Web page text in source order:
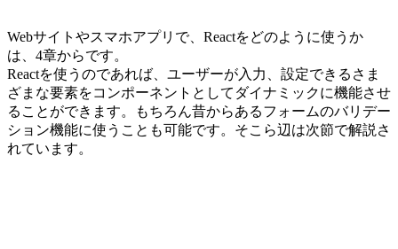
Webサイトやスマホアプリで、Reactをどのように使うか
は、4章からです。
Reactを使うのであれば、ユーザーが入力、設定できるさま
ざまな要素をコンポーネントとしてダイナミックに機能させ
ることができます。もちろん昔からあるフォームのバリデー
ション機能に使うことも可能です。そこら辺は次節で解説さ
れています。